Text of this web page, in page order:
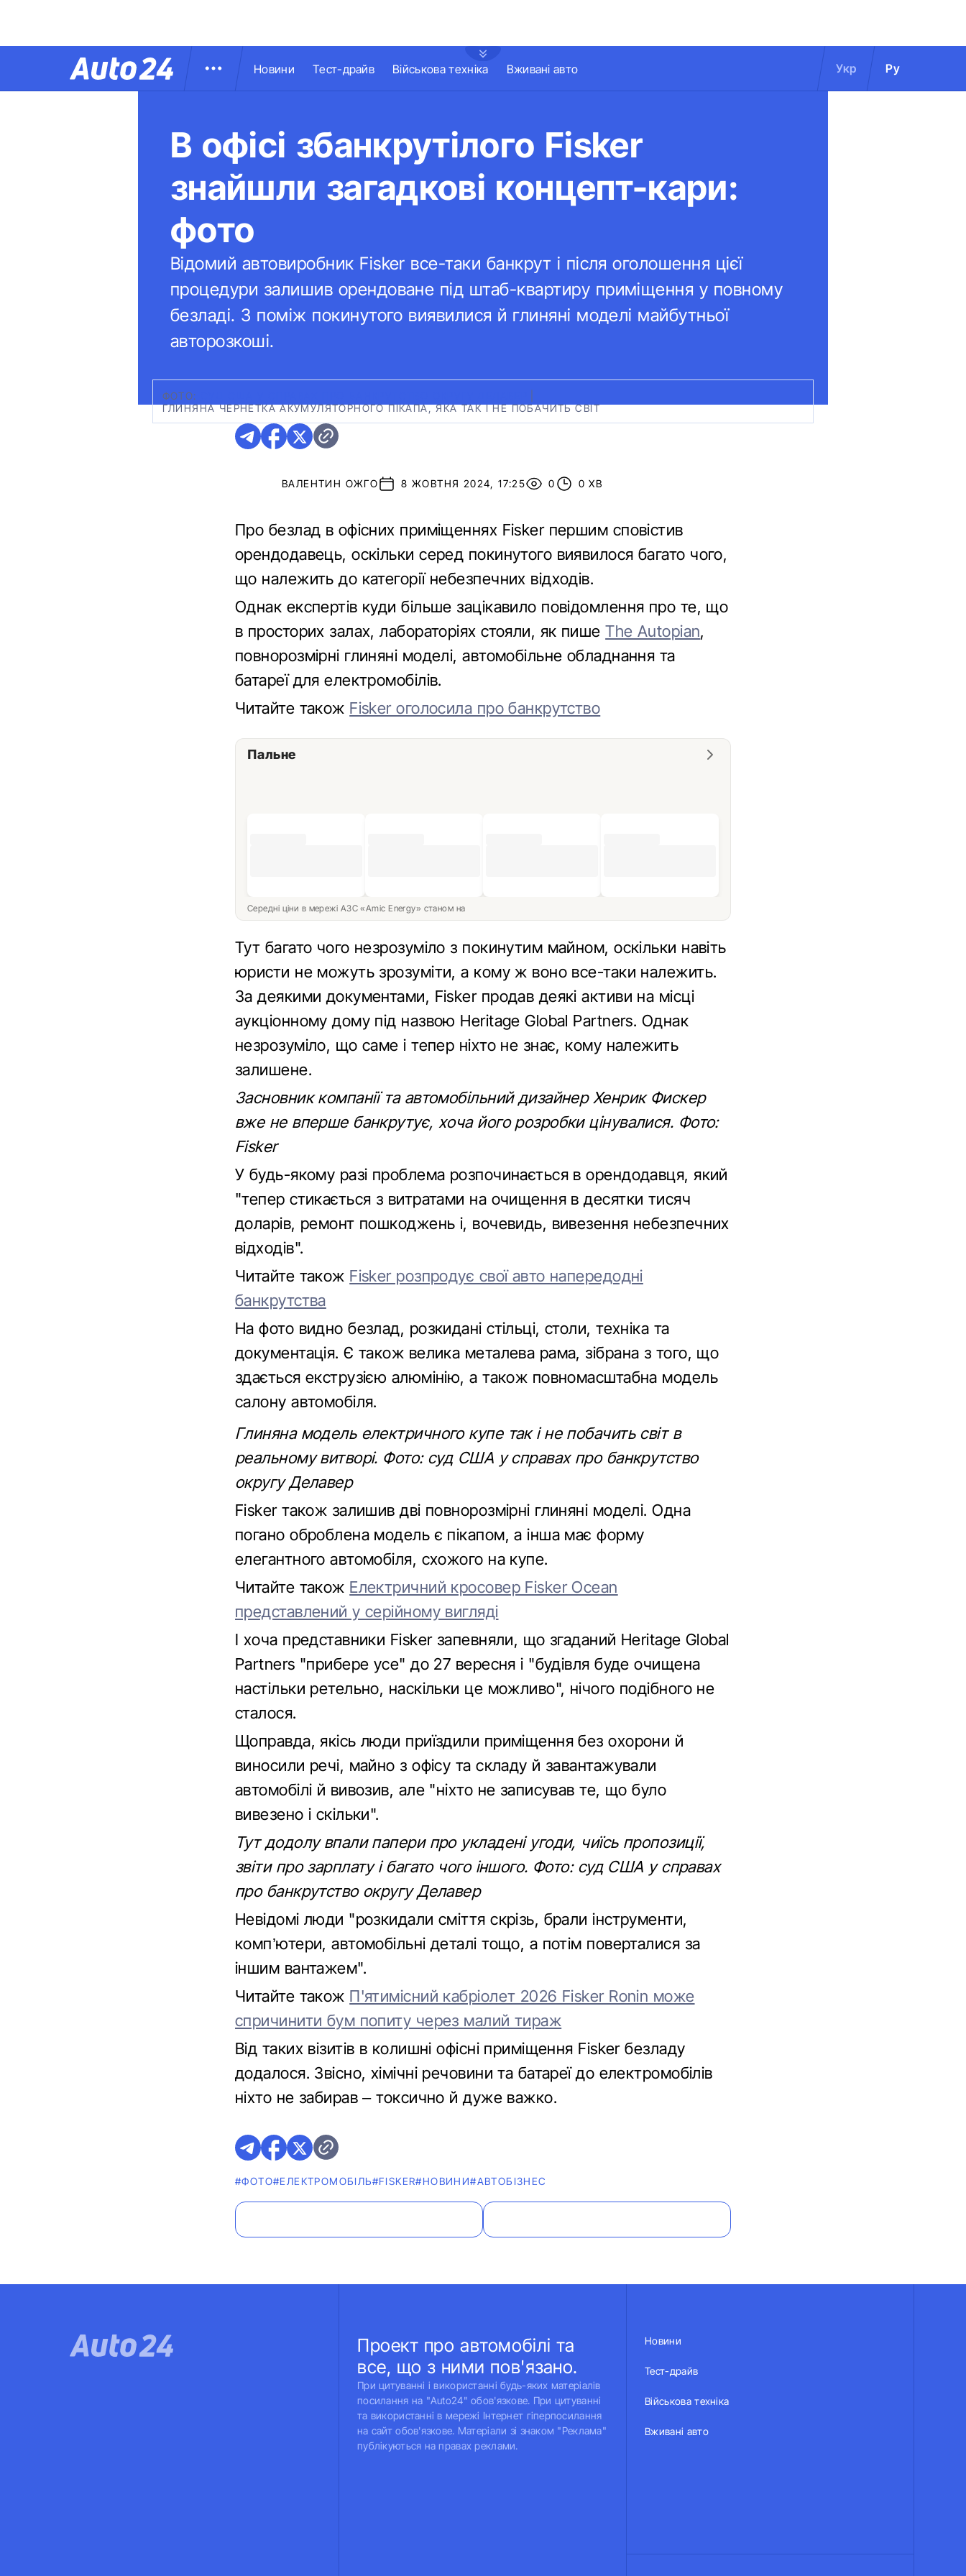
Новини Тест-драйв Військова техніка Вживані авто Укр Ру
В офісі збанкрутілого Fisker
знайшли загадкові концепт-кари:
фото
Відомий автовиробник Fisker все-таки банкрут і після оголошення цієї
процедури залишив орендоване під штаб-квартиру приміщення у повному
безладі. З поміж покинутого виявилися й глиняні моделі майбутньої
авторозкоші.
ФОТО:
ГЛИНЯНА ЧЕРНЕТКА АКУМУЛЯТОРНОГО ПІКАПА, ЯКА ТАК І НЕ ПОБАЧИТЬ СВІТ
ВАЛЕНТИН ОЖГО 8 ЖОВТНЯ 2024, 17:25 0 0 ХВ
Про безлад в офісних приміщеннях Fisker першим сповістив
орендодавець, оскільки серед покинутого виявилося багато чого,
що належить до категорії небезпечних відходів.
Однак експертів куди більше зацікавило повідомлення про те, що
в просторих залах, лабораторіях стояли, як пишеThe Autopian,
повнорозмірні глиняні моделі, автомобільне обладнання та
батареї для електромобілів.
Читайте також Fisker оголосила про банкрутство
Пальне
Середні ціни в мережі АЗС «Amic Energy» станом на
Тут багато чого незрозуміло з покинутим майном, оскільки навіть
юристи не можуть зрозуміти, а кому ж воно все-таки належить.
За деякими документами, Fisker продав деякі активи на місці
аукціонному дому під назвою Heritage Global Partners. Однак
незрозуміло, що саме і тепер ніхто не знає, кому належить
залишене.
Засновник компанії та автомобільний дизайнер Хенрик Фискер
вже не вперше банкрутує, хоча його розробки цінувалися. Фото:
Fisker
У будь-якому разі проблема розпочинається в орендодавця, який
"тепер стикається з витратами на очищення в десятки тисяч
доларів, ремонт пошкоджень і, вочевидь, вивезення небезпечних
відходів".
Читайте також Fisker розпродує свої авто напередодні
банкрутства
На фото видно безлад, розкидані стільці, столи, техніка та
документація. Є також велика металева рама, зібрана з того, що
здається екструзією алюмінію, а також повномасштабна модель
салону автомобіля.
Глиняна модель електричного купе так і не побачить світ в
реальному витворі. Фото: суд США у справах про банкрутство
округу Делавер
Fisker також залишив дві повнорозмірні глиняні моделі. Одна
погано оброблена модель є пікапом, а інша має форму
елегантного автомобіля, схожого на купе.
Читайте також Електричний кросовер Fisker Ocean
представлений у серійному вигляді
І хоча представники Fisker запевняли, що згаданий Heritage Global
Partners "прибере усе" до 27 вересня і "будівля буде очищена
настільки ретельно, наскільки це можливо", нічого подібного не
сталося.
Щоправда, якісь люди приїздили приміщення без охорони й
виносили речі, майно з офісу та складу й завантажували
автомобілі й вивозив, але "ніхто не записував те, що було
вивезено і скільки".
Тут додолу впали папери про укладені угоди, чиїсь пропозиції,
звіти про зарплату і багато чого іншого. Фото: суд США у справах
про банкрутство округу Делавер
Невідомі люди "розкидали сміття скрізь, брали інструменти,
комп’ютери, автомобільні деталі тощо, а потім поверталися за
іншим вантажем".
Читайте також П'ятимісний кабріолет 2026 Fisker Ronin може
спричинити бум попиту через малий тираж
Від таких візитів в колишні офісні приміщення Fisker безладу
додалося. Звісно, хімічні речовини та батареї до електромобілів
ніхто не забирав – токсично й дуже важко.
#ФОТО#ЕЛЕКТРОМОБІЛЬ#FISKER#НОВИНИ#АВТОБІЗНЕС
Проект про автомобілі та
все, що з ними пов'язано.
При цитуванні і використанні будь-яких матеріалів
посилання на "Auto24" обов'язкове. При цитуванні
та використанні в мережі Інтернет гіперпосилання
на сайт обов'язкове. Матеріали зі знаком "Реклама"
публікуються на правах реклами.
Новини
Тест-драйв
Військова техніка
Вживані авто